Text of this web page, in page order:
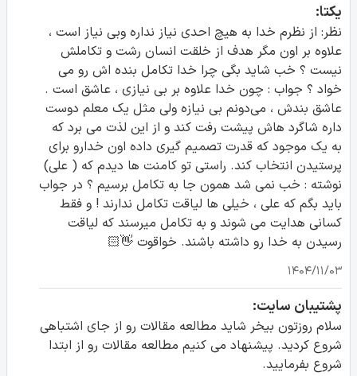
یکتا:
نظر: از نظرم خدا به هیچ احدی نیاز نداره وبی نیاز است ،
علاوه بر اون مگر هدف از خلقت انسان رشت و تکاملش
نیست ؟ خب شاید بگی چرا خدا تکامل بنده اش رو می
خواد ؟ جواب : چون خدا علاوه بر بی نیازی ، عاشق است .
عاشق بندش ، می‌دونم بی نیازه ولی مثل یک معلم دوست
داره شاگرد هاش پیشت رفت کند و از این لذت می برد که
به یک موجود که قدرت تصمیم گیری داده اون خدارو برای
پرستیدن انتخاب کند. راستی تو کامنت ها دیدم که ( علی)
نوشته : خب نمی شد همون جا به تکامل برسیم ؟ در جواب
باید بگم که علی ، خیلی ها لیاقت تکامل ندارند ! و فقط
کسانی هدایت می شوند و به تکامل میرسند که لیاقت
رسیدن به خدا رو داشته باشند. خواقوت 👋🏻
۱۴۰۴/۱۱/۰۳
پشتیبان سایت:
سلام روزتون بیخر شاید مطالعه مقالات رو از جای اشتباهی
شروع کردید. پیشنهاد می کنیم مطالعه مقالات رو از ابتدا
شروع بفرمایید.